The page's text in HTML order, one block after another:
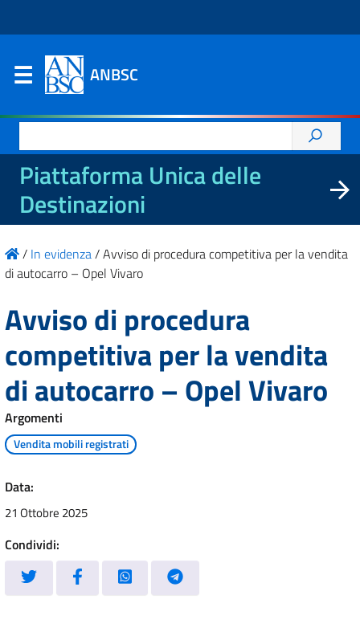
ANBSC
per:
Piattaforma Unica delle
Destinazioni
/ In evidenza/Avviso di procedura competitiva per la vendita
di autocarro – Opel Vivaro
Avviso di procedura
competitiva per la vendita
di autocarro – Opel Vivaro
Argomenti
Vendita mobili registrati
Data:
21 Ottobre 2025
Condividi: